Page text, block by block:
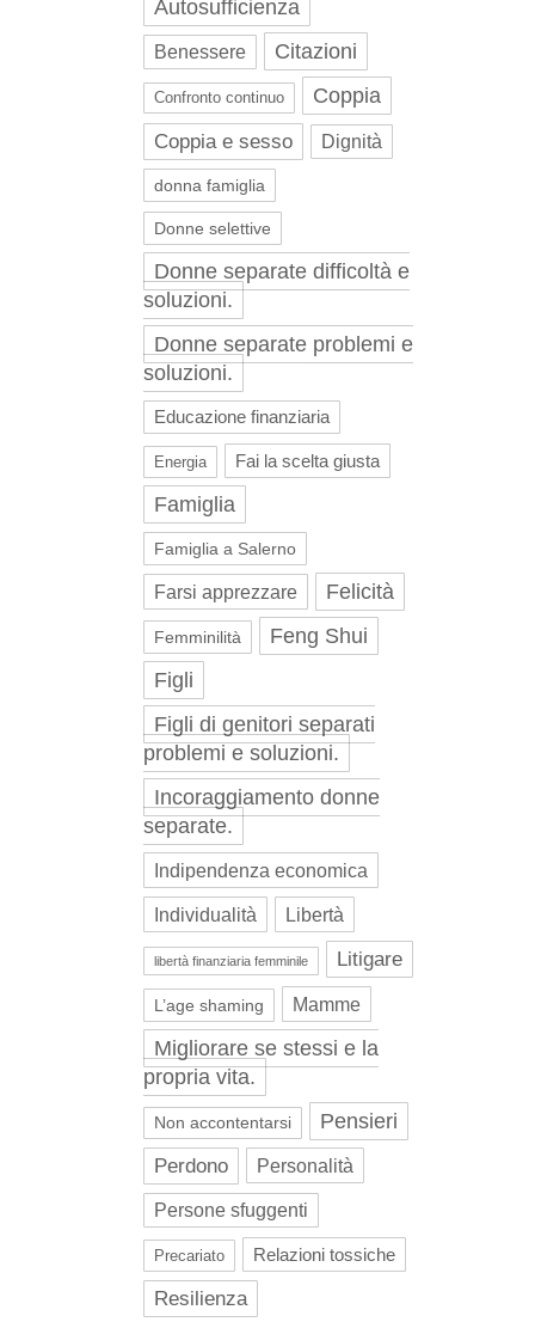
Autosufficienza
Benessere Citazioni
Confronto continuo Coppia
Coppia e sesso Dignità
donna famiglia
Donne selettive
Donne separate difficoltà e
soluzioni.
Donne separate problemi e
soluzioni.
Educazione finanziaria
Energia Fai la scelta giusta
Famiglia
Famiglia a Salerno
Farsi apprezzare Felicità
Femminilità
Feng Shui
Figli
Figli di genitori separati
problemi e soluzioni.
Incoraggiamento donne
separate.
Indipendenza economica
Individualità Libertà
libertà finanziaria femminile Litigare
L’age shaming Mamme
Migliorare se stessi e la
propria vita.
Non accontentarsi Pensieri
Perdono Personalità
Persone sfuggenti
Precariato Relazioni tossiche
Resilienza